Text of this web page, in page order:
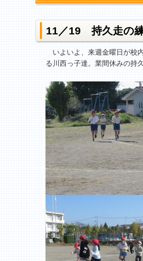
11／19 持久走の
いよいよ、来週金曜日が校
る川西っ子達。業間休みの持